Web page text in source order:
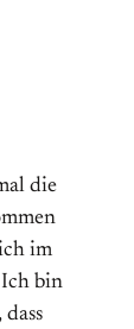
die
im
bin